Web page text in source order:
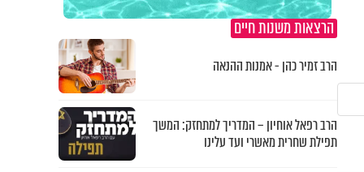
הרצאות משנות חיים
הרב זמיר כהן - אמנות ההנאה
הרב רפאל אוחיון – המדריך למתחזק: המשך
תפילת שחרית מאשרי ועד עלינו